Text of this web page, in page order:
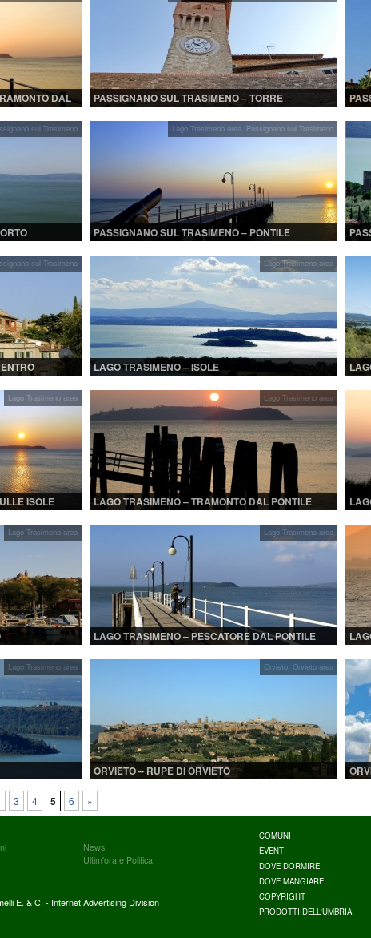
DAL
PASSIGNANO SUL TRASIMENO – TORRE
sul Trasimeno Lago Trasimeno area, Passignano sul Trasimeno
PASSIGNANO SUL TRASIMENO – PONTILE
sul Trasimeno Lago Trasimeno area
LAGO TRASIMENO – ISOLE
Lago Trasimeno area
ISOLE
Lago Trasimeno area
LAGO TRASIMENO – TRAMONTO DAL PONTILE
Lago Trasimeno area Lago Trasimeno area
LAGO TRASIMENO – PESCATORE DAL PONTILE
Lago Trasimeno area Orvieto, Orvieto area
ORVIETO – RUPE DI ORVIETO
3 4 5 6 »
News
Ultim'ora e Politica
E. & C. - Internet Advertising Division
COMUNI
EVENTI
DOVE DORMIRE
DOVE MANGIARE
COPYRIGHT
PRODOTTI DELL'UMBRIA